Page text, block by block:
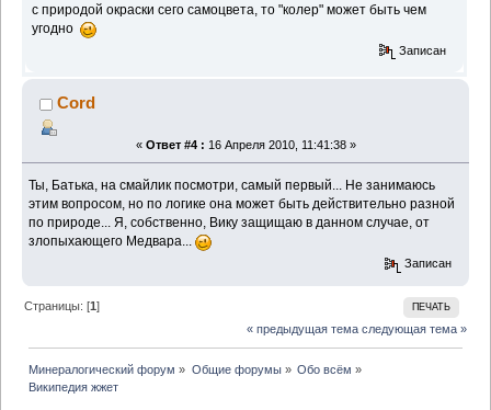
с природой окраски сего самоцвета, то "колер" может быть чем
угодно
Записан
Cord
« Ответ #4 : 16 Апреля 2010, 11:41:38 »
Ты, Батька, на смайлик посмотри, самый первый... Не занимаюсь
этим вопросом, но по логике она может быть действительно разной
по природе... Я, собственно, Вику защищаю в данном случае, от
злопыхающего Медвара...
Записан
ПЕЧАТЬ
Страницы: [1]
« предыдущая тема следующая тема »
Минералогический форум » Общие форумы» Обо всём »
Википедия жжет